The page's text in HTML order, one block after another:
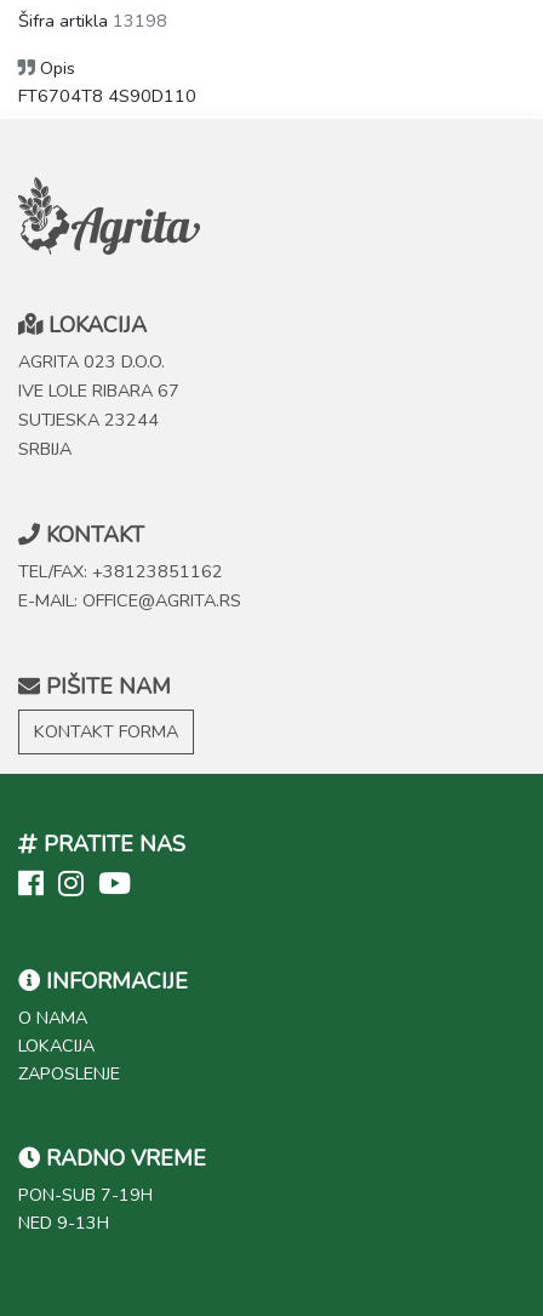
Šifra artikla 13198
Opis
FT6704T8 4S90D110
LOKACIJA
AGRITA 023 D.O.O.
IVE LOLE RIBARA 67
SUTJESKA 23244
SRBIJA
KONTAKT
TEL/FAX: +38123851162
E-MAIL: OFFICE@AGRITA.RS
PIŠITE NAM
KONTAKT FORMA
PRATITE NAS
INFORMACIJE
O NAMA
LOKACIJA
ZAPOSLENJE
RADNO VREME
PON-SUB 7-19H
NED 9-13H